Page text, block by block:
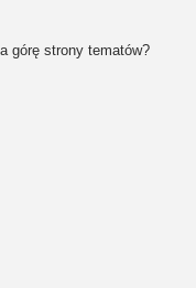
górę strony tematów?